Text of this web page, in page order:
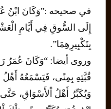
في صحيحه :”وَكَانَ ابْنُ
إِلَى السُّوقِ فِي أَيَّامِ
بِتَكْبِيرِهِمَا”.
وروى أيضا: “وَكَانَ عُمَرُ
قُبَّتِهِ بِمِنًى، فَيَسْمَعُهُ
وَيُكَبِّرُ أَهْلُ اْلأَسْوَاقِ،